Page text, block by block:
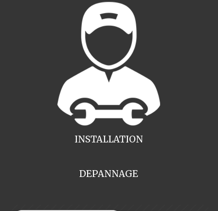
INSTALLATION
DEPANNAGE